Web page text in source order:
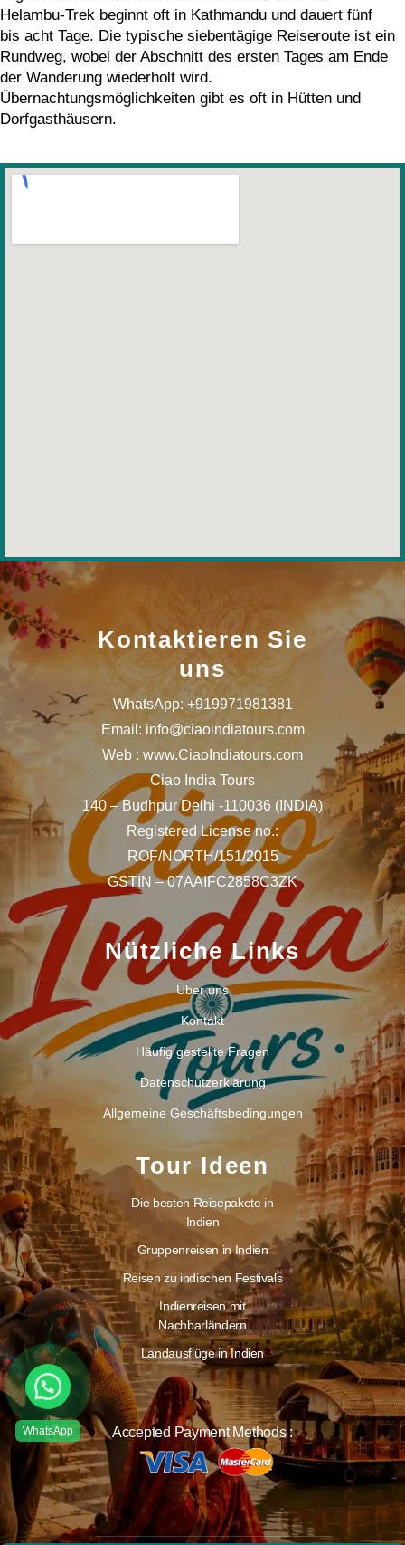
Helambu-Trek beginnt oft in Kathmandu und dauert fünf
bis acht Tage. Die typische siebentägige Reiseroute ist ein
Rundweg, wobei der Abschnitt des ersten Tages am Ende
der Wanderung wiederholt wird.
Übernachtungsmöglichkeiten gibt es oft in Hütten und
Dorfgasthäusern.
Kontaktieren Sie
uns
WhatsApp: +919971981381
Email: info@ciaoindiatours.com
Web : www.CiaoIndiatours.com
Ciao India Tours
140 – Budhpur Delhi -110036 (INDIA)
Registered License no.:
ROF/NORTH/151/2015
GSTIN – 07AAIFC2858C3ZK
Nützliche Links
Über uns
Kontakt
Häufig gestellte Fragen
Datenschutzerklärung
Allgemeine Geschäftsbedingungen
Tour Ideen
Die besten Reisepakete in
Indien
Gruppenreisen in Indien
Reisen zu indischen Festivals
Indienreisen mit
Nachbarländern
Landausflüge in Indien
Accepted Payment Methods :